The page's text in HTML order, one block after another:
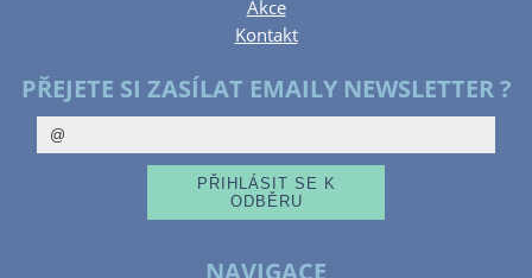
Akce
Kontakt
PŘEJETE SI ZASÍLAT EMAILY NEWSLETTER ?